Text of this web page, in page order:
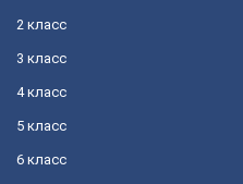
2 класс
3 класс
4 класс
5 класс
6 класс